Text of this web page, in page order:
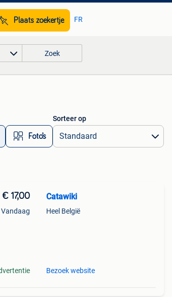
Plaats zoekertje FR
Zoek
Foto’s
Sorteer op
€ 17,00
Vandaag
Catawiki
Heel België
Bezoek website